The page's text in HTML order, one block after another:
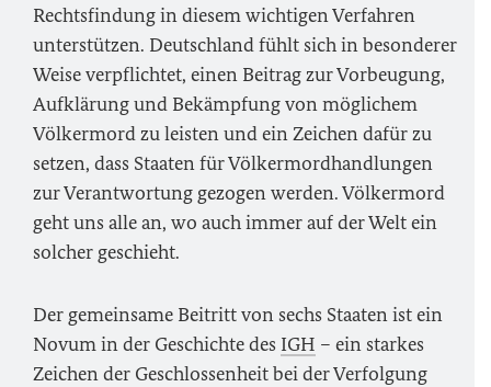
Rechtsfindung in diesem wichtigen Verfahren
unterstützen. Deutschland fühlt sich in besonderer
Weise verpflichtet, einen Beitrag zur Vorbeugung,
Aufklärung und Bekämpfung von möglichem
Völkermord zu leisten und ein Zeichen dafür zu
setzen, dass Staaten für Völkermordhandlungen
zur Verantwortung gezogen werden. Völkermord
geht uns alle an, wo auch immer auf der Welt ein
solcher geschieht.
Der gemeinsame Beitritt von sechs Staaten ist ein
Novum in der Geschichte des IGH – ein starkes
Zeichen der Geschlossenheit bei der Verfolgung